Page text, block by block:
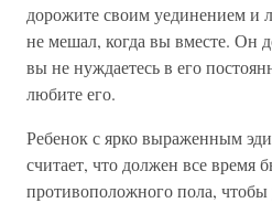
дорожите своим уединением и
не мешал, когда вы вместе. Он
вы не нуждаетесь в его
любите его.
Ребенок с ярко выраженным
считает, что должен все время
противоположного пола, чтобы